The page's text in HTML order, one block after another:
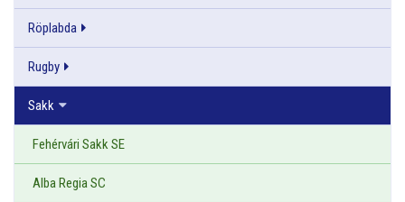
Röplabda
Rugby
Sakk
Fehérvári Sakk SE
Alba Regia SC